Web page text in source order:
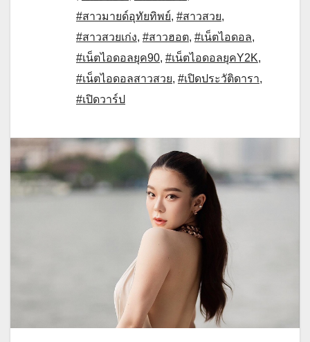
#สาวมายด์อุทัยทิพย์, #สาวสวย,
#สาวสวยเก่ง, #สาวฮอต, #เน็ตไอดอล,
#เน็ตไอดอลยุค90, #เน็ตไอดอลยุคY2K,
#เน็ตไอดอลสาวสวย, #เปิดประวัติดารา,
#เปิดวาร์ป